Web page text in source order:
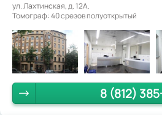
ул. Лахтинская, д. 12А.
Томограф: 40 срезов полуоткрытый
8 (812)